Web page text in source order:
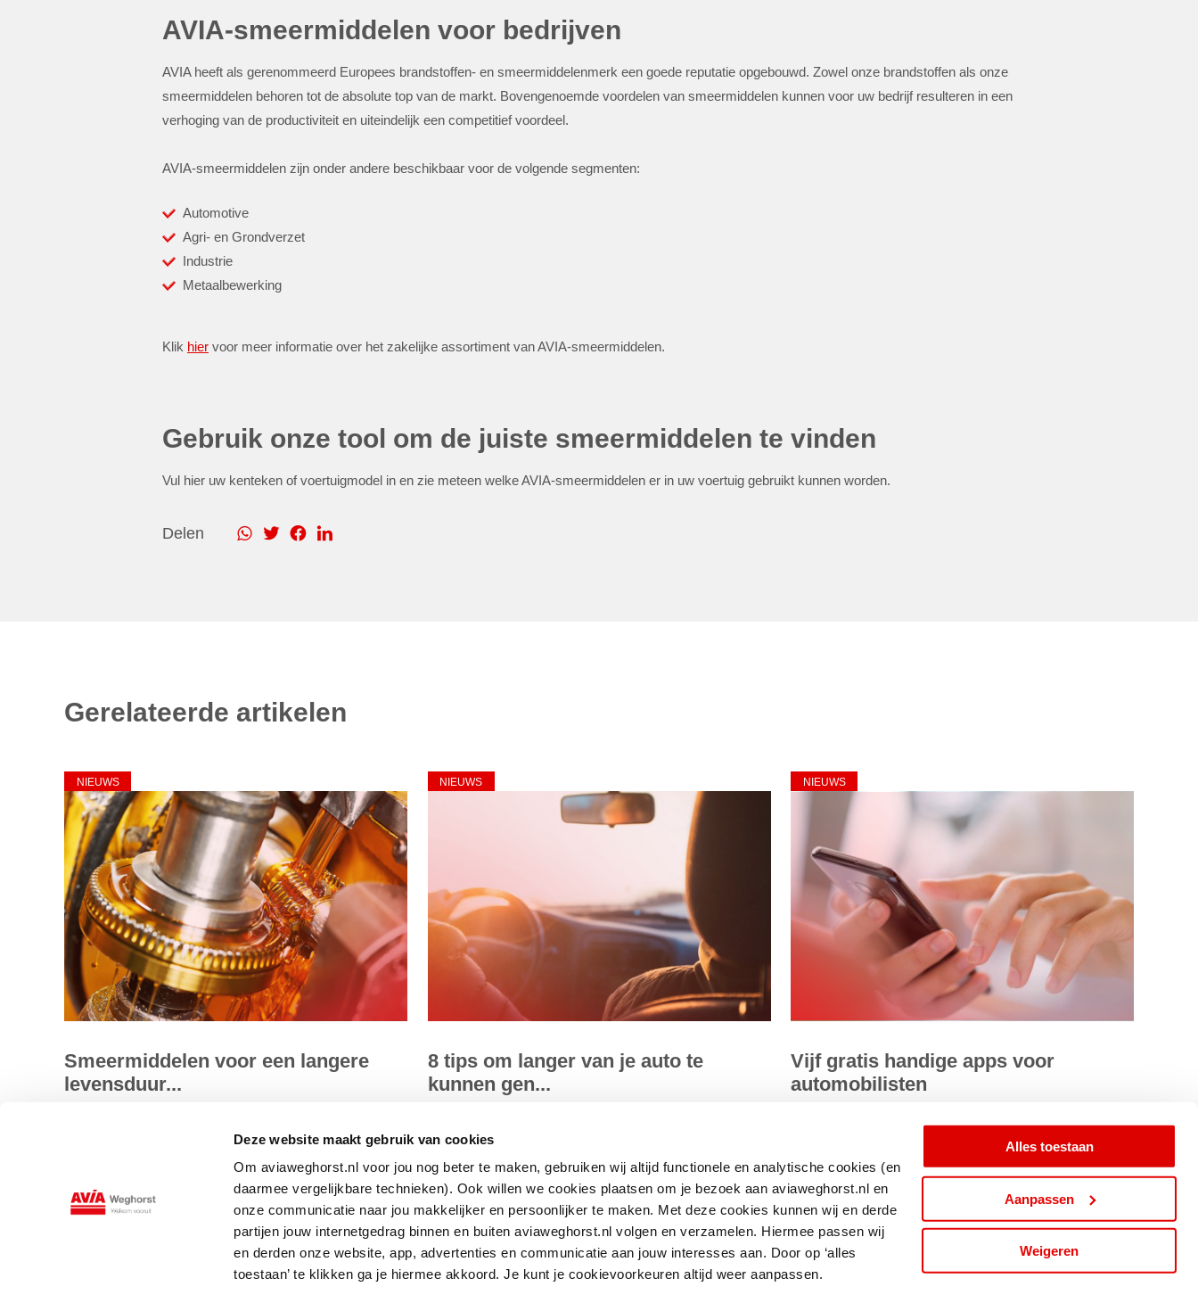
Deze website maakt gebruik van cookies
Om aviaweghorst.nl voor jou nog beter te maken, gebruiken wij altijd functionele en analytische cookies (en
daarmee vergelijkbare technieken). Ook willen we cookies plaatsen om je bezoek aan aviaweghorst.nl en
onze communicatie naar jou makkelijker en persoonlijker te maken. Met deze cookies kunnen wij en derde
partijen jouw internetgedrag binnen en buiten aviaweghorst.nl volgen en verzamelen. Hiermee passen wij
en derden onze website, app, advertenties en communicatie aan jouw interesses aan. Door op ‘alles
toestaan’ te klikken ga je hiermee akkoord. Je kunt je cookievoorkeuren altijd weer aanpassen.
Alles toestaan
Aanpassen
Weigeren
AVIA-smeermiddelen voor bedrijven
AVIA heeft als gerenommeerd Europees brandstoffen- en smeermiddelenmerk een goede reputatie opgebouwd. Zowel onze brandstoffen als onze
smeermiddelen behoren tot de absolute top van de markt. Bovengenoemde voordelen van smeermiddelen kunnen voor uw bedrijf resulteren in een
verhoging van de productiviteit en uiteindelijk een competitief voordeel.
AVIA-smeermiddelen zijn onder andere beschikbaar voor de volgende segmenten:
Automotive
Agri- en Grondverzet
Industrie
Metaalbewerking
Klik hier voor meer informatie over het zakelijke assortiment van AVIA-smeermiddelen.
Gebruik onze tool om de juiste smeermiddelen te vinden
Vul hier uw kenteken of voertuigmodel in en zie meteen welke AVIA-smeermiddelen er in uw voertuig gebruikt kunnen worden.
Delen
Gerelateerde artikelen
NIEUWS
Smeermiddelen voor een langere
levensduur...
smeermiddelen zorgen ervoor dat de motor van je auto ook
Lees meer
NIEUWS
8 tips om langer van je auto te
kunnen gen...
uiteraard zo lang mogelijk van genieten. Dit doe je door de
auto goed te onderho...
Lees meer
NIEUWS
Vijf gratis handige apps voor
automobilisten
De smartphone is handig voor navigatie, maar er zijn meer
apps die u verder op weg kunnen helpen. Apps waarmee u
onder andere files...
Lees meer